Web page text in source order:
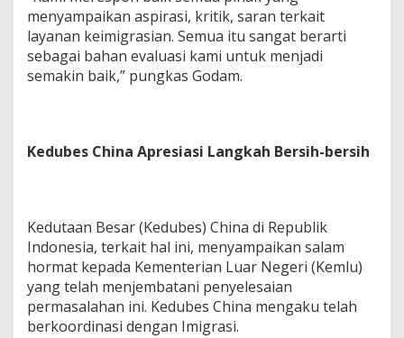
menyampaikan aspirasi, kritik, saran terkait
layanan keimigrasian. Semua itu sangat berarti
sebagai bahan evaluasi kami untuk menjadi
semakin baik,” pungkas Godam.
Kedubes China Apresiasi Langkah Bersih-bersih
Kedutaan Besar (Kedubes) China di Republik
Indonesia, terkait hal ini, menyampaikan salam
hormat kepada Kementerian Luar Negeri (Kemlu)
yang telah menjembatani penyelesaian
permasalahan ini. Kedubes China mengaku telah
berkoordinasi dengan Imigrasi.